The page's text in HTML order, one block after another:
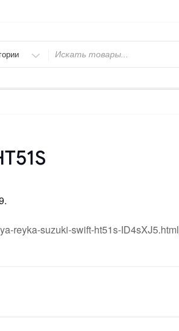
reyka-suzuki-swift-ht51s-ID4sXJ5.html